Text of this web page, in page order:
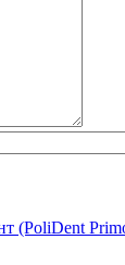
(PoliDent